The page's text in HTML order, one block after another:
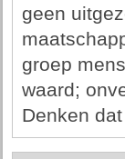
geen
groep
waard;
Denken